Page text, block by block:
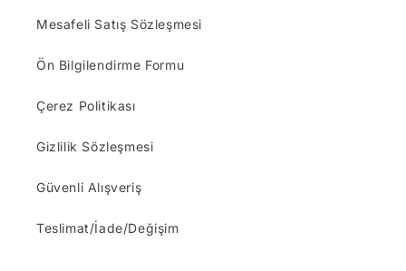
Mesafeli Satış Sözleşmesi
Ön Bilgilendirme Formu
Çerez Politikası
Gizlilik Sözleşmesi
Güvenli Alışveriş
Teslimat/İade/Değişim